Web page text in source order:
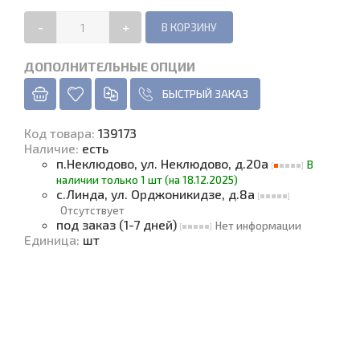
- +
ДОПОЛНИТЕЛЬНЫЕ ОПЦИИ
БЫСТРЫЙ ЗАКАЗ
Код товара: 139173
Наличие: есть
п.Неклюдово, ул. Неклюдово, д.20а
В
наличии только 1 шт (на 18.12.2025)
с.Линда, ул. Орджоникидзе, д.8а
Отсутствует
под заказ (1-7 дней) Нет информации
Единица: шт